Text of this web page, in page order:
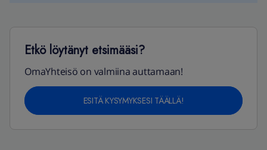
Etkö löytänyt etsimääsi?
OmaYhteisö on valmiina auttamaan!
ESITÄ KYSYMYKSESI TÄÄLLÄ!